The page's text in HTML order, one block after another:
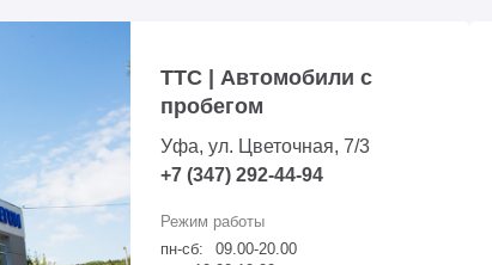
ТТС | Автомобили с
пробегом
Уфа, ул. Цветочная, 7/3
+7 (347) 292-44-94
пн-сб:
09.00-20.00